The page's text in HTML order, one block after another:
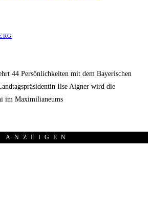
44 Persönlichkeiten mit dem Bayerischen
Ilse Aigner wird die
im Maximilianeums
ANZEI­GEN